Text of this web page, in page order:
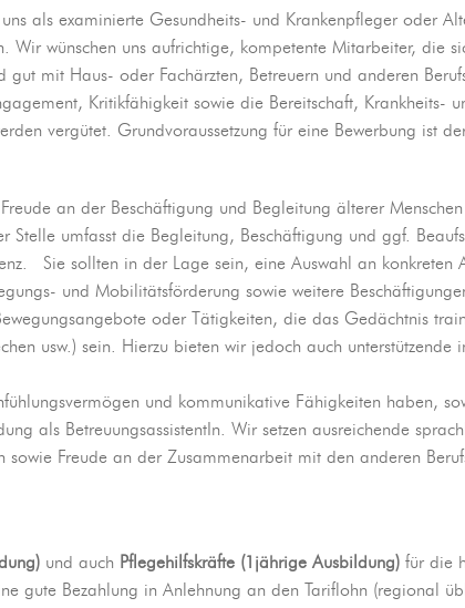
als examinierte Gesundheits- und Krankenpfleger oder
wünschen uns aufrichtige, kompetente Mitarbeiter, die
gut mit Haus- oder Fachärzten, Betreuern und anderen
Kritikfähigkeit sowie die Bereitschaft, Krankheits-
vergütet. Grundvoraussetzung für eine Bewerbung ist
an der Beschäftigung und Begleitung älterer
umfasst die Begleitung, Beschäftigung und ggf.
Sie sollten in der Lage sein, eine Auswahl an konkreten
und Mobilitätsförderung sowie weitere
oder Tätigkeiten, die das Gedächtnis
usw.) sein. Hierzu bieten wir jedoch auch unterstützende
und kommunikative Fähigkeiten haben,
als BetreuungsassistentIn. Wir setzen ausreichende
sowie Freude an der Zusammenarbeit mit den anderen
und auch Pflegehilfskräfte (1jährige Ausbildung) für die
gute Bezahlung in Anlehnung an den Tariflohn (regional